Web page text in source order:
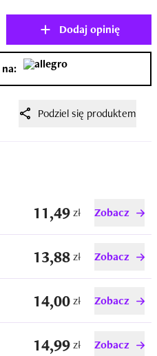
Dodaj opinię
Podziel się produktem
11,49zł Zobacz
13,88zł Zobacz
14,00zł Zobacz
14,99zł Zobacz